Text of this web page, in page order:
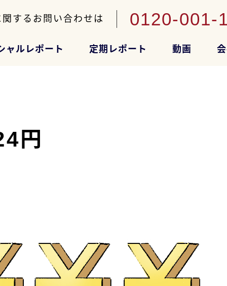
関するお問い合わせは 0120-001-
ャルレポート 定期レポート 動画
円